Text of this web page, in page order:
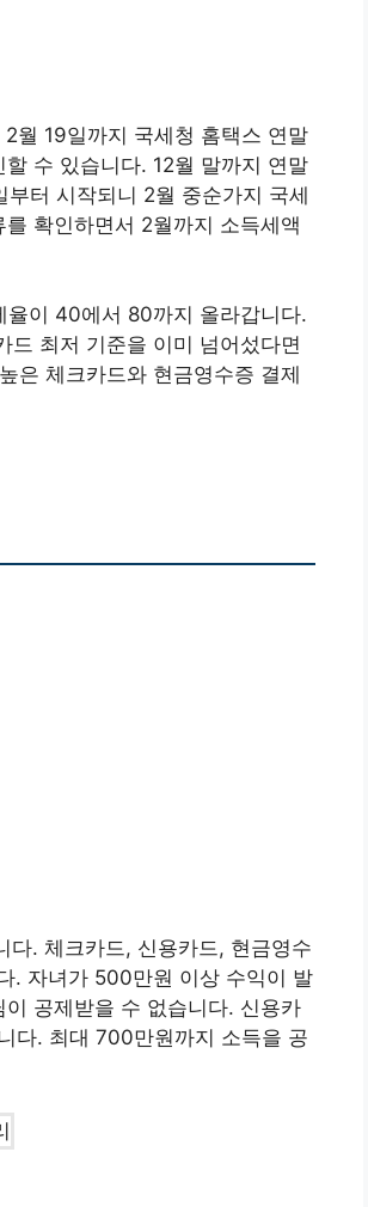
월 19일까지 국세청 홈택스 연말
수 있습니다. 12월 말까지 연말
터 시작되니 2월 중순가지 국세
확인하면서 2월까지 소득세액
율이 40에서 80까지 올라갑니다.
드 최저 기준을 이미 넘어섰다면
은 체크카드와 현금영수증 결제
다. 체크카드, 신용카드, 현금영수
. 자녀가 500만원 이상 수익이 발
공제받을 수 없습니다. 신용카
다. 최대 700만원까지 소득을 공